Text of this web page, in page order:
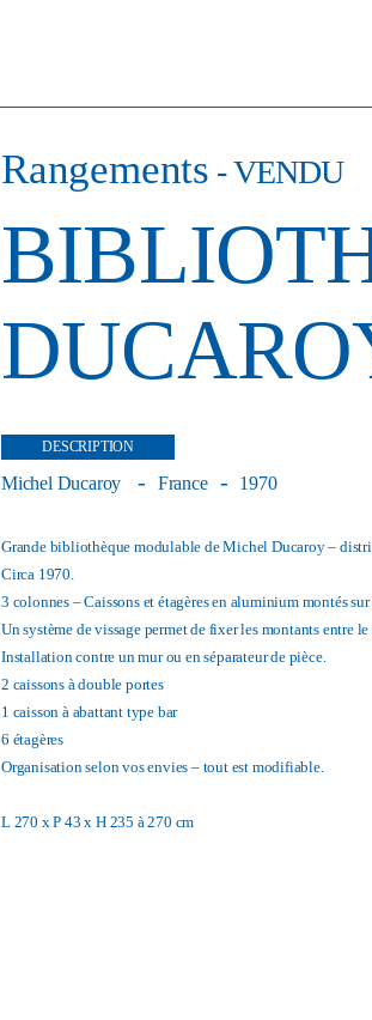
Rangements - VENDU
DESCRIPTION
Michel Ducaroy France 1970
Grande bibliothèque modulable de Michel Ducaroy –
Circa 1970.
3 colonnes – Caissons et étagères en aluminium montés
Un système de vissage permet de fixer les montants entre
Installation contre un mur ou en séparateur de pièce.
2 caissons à double portes
1 caisson à abattant type bar
6 étagères
Organisation selon vos envies – tout est modifiable.
L 270 x P 43 x H 235 à 270 cm